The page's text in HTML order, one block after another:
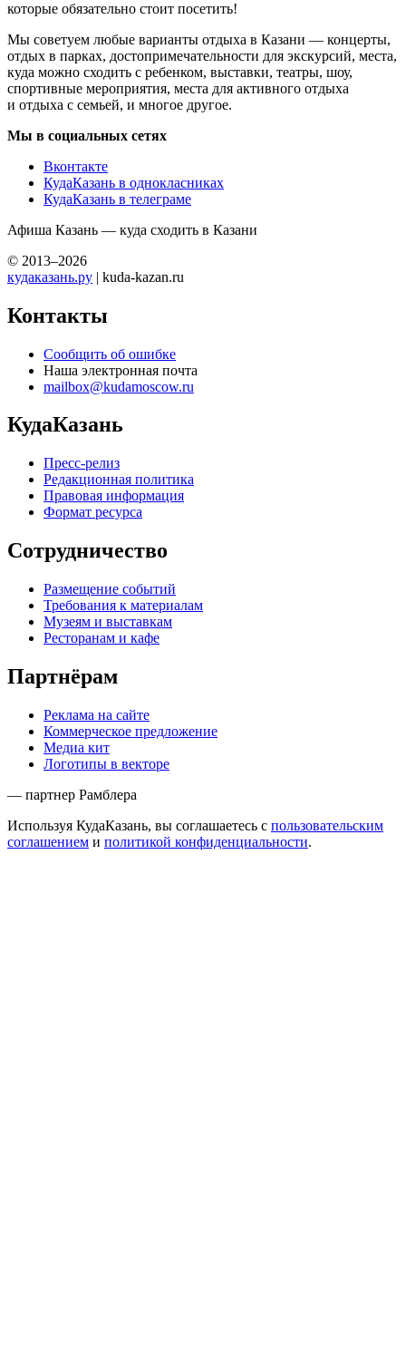
которые обязательно стоит посетить!
Мы советуем любые варианты отдыха в Казани — концерты,
отдых в парках, достопримечательности для экскурсий, места,
куда можно сходить с ребенком, выставки, театры, шоу,
спортивные мероприятия, места для активного отдыха
и отдыха с семьей, и многое другое.
Мы в социальных сетях
Вконтакте
КудаКазань в однокласниках
КудаКазань в телеграме
Афиша Казань — куда сходить в Казани
© 2013–2026
кудаказань.ру | kuda-kazan.ru
Контакты
Сообщить об ошибке
Наша электронная почта
mailbox@kudamoscow.ru
КудаКазань
Пресс-релиз
Редакционная политика
Правовая информация
Формат ресурса
Сотрудничество
Размещение событий
Требования к материалам
Музеям и выставкам
Ресторанам и кафе
Партнёрам
Реклама на сайте
Коммерческое предложение
Медиа кит
Логотипы в векторе
— партнер Рамблера
Используя КудаКазань, вы соглашаетесь с пользовательским
соглашением и политикой конфиденциальности.